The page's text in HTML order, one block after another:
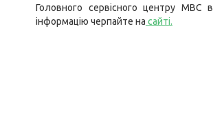
Головного сервісного центру МВС в
інформацію черпайте на сайті.